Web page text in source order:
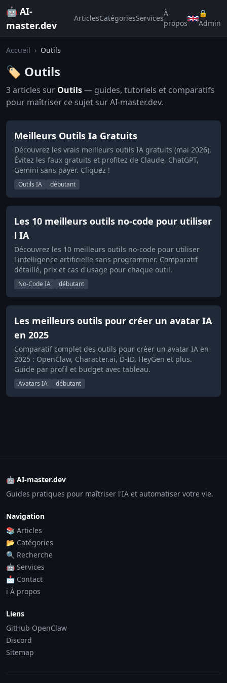
🤖 AI-
master.dev
ArticlesCatégoriesServices
À
propos
🔒
Admin
Accueil › Outils
🏷️ Outils
3 articles sur Outils— guides, tutoriels et comparatifs
pour maîtriser ce sujet sur AI-master.dev.
Meilleurs Outils Ia Gratuits
Découvrez les vrais meilleurs outils IA gratuits (mai 2026).
Évitez les faux gratuits et profitez de Claude, ChatGPT,
Gemini sans payer. Cliquez !
Outils IA débutant
Les 10 meilleurs outils no-code pour utiliser
l IA
Découvrez les 10 meilleurs outils no-code pour utiliser
l'intelligence artificielle sans programmer. Comparatif
détaillé, prix et cas d'usage pour chaque outil.
No-Code IA débutant
Les meilleurs outils pour créer un avatar IA
en 2025
Comparatif complet des outils pour créer un avatar IA en
2025 : OpenClaw, Character.ai, D-ID, HeyGen et plus.
Guide par profil et budget avec tableau.
Avatars IA débutant
🤖 AI-master.dev
Guides pratiques pour maîtriser l'IA et automatiser votre vie.
Navigation
📚 Articles
📂 Catégories
🔍 Recherche
🤖 Services
📩 Contact
ℹ️ À propos
Liens
GitHub OpenClaw
Discord
Sitemap